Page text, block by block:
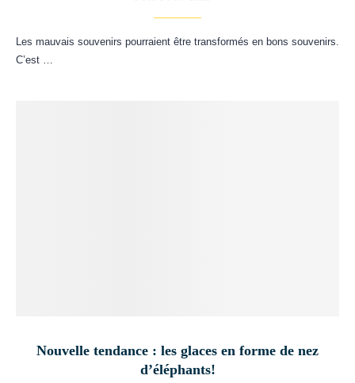
Les mauvais souvenirs pourraient être transformés en bons souvenirs.
C’est …
Nouvelle tendance : les glaces en forme de nez
d’éléphants!